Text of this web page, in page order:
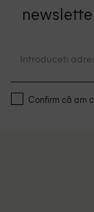
Confirm că am